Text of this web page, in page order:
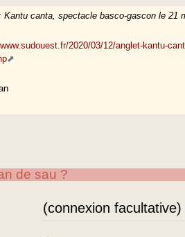
Kantu canta, spectacle basco-gascon le 21
2020/03/12/anglet-kantu-
de sau ?
(connexion facultative)